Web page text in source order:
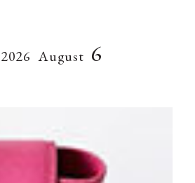
2026 August 6